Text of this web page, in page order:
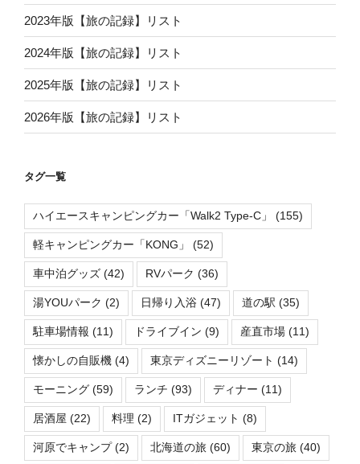
2023年版【旅の記録】リスト
2024年版【旅の記録】リスト
2025年版【旅の記録】リスト
2026年版【旅の記録】リスト
タグ一覧
ハイエースキャンピングカー「Walk2 Type-C」 (155)
軽キャンピングカー「KONG」 (52)
車中泊グッズ (42) RVパーク (36)
湯YOUパーク (2) 日帰り入浴 (47) 道の駅 (35)
駐車場情報 (11) ドライブイン (9) 産直市場 (11)
懐かしの自販機 (4) 東京ディズニーリゾート (14)
モーニング (59) ランチ (93) ディナー (11)
居酒屋 (22) 料理 (2) ITガジェット (8)
河原でキャンプ(2) 北海道の旅 (60) 東京の旅 (40)